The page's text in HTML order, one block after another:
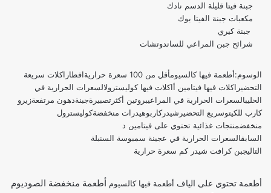
جبنة فيتا قليلة الدسم نادك
مكعبات جبنة الفيتا بوك
جبنة كيري
شرائح جبن المراعي للساندوتشات
الوسوم:أطعمة فيها كالسيومأقل من 100 سعرة حرارية افطار اكلات سريعة
التحضير اكلات فيها فيتامين أاكلات فيها كوليسترولالسعرات الحرارية في
الحليبالسعرات الحرارية في المراعيبروتين أكثر تصبيرةجبنةدهون مرتفعةزيرو
كارب للكيتوسريع التحضير شيدركاربوهيدرات منخفضةكوليسترول
منخفضمنتجات غذائية تحتوي على فيتامين د
السابقالسعرات الحرارية في عجينة سمبوسة السنبلة
التاليجبن كرافت شيدر كم سعرة حرارية
أطعمة تحتوي على الياف أطعمة فيها كالسيوم أطعمة منخفضة الصوديوم